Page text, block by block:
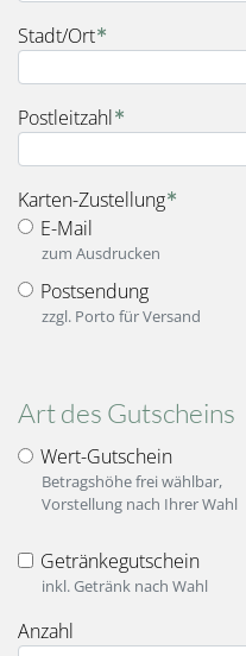
Stadt/Ort
Postleitzahl
fieldset_for_delivery_options
Karten-Zustellung
E-Mail
zum Ausdrucken
Postsendung
zzgl. Porto für Versand
Art des Gutscheins
Auswahl
Gutschein
Wert-Gutschein
Betragshöhe frei wählbar,
Vorstellung nach Ihrer Wahl
Optionen
Getränkegutschein
inkl. Getränk nach Wahl
Anzahl